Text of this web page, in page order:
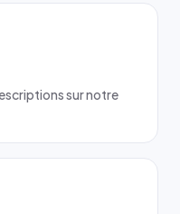
sur notre